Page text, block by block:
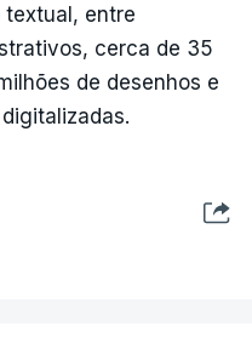
entre
cerca de 35
de desenhos e